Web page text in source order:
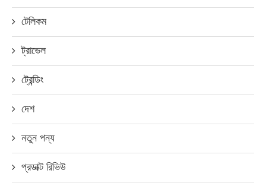
টেলিকম
ট্রাভেল
ট্রেন্ডিং
দেশ
নতুন পন্য
প্রডাক্ট রিভিউ